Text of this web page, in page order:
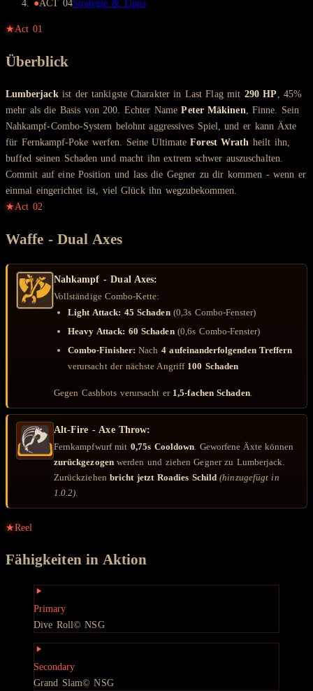
●ACT 04Strategie & Tipps
★Act 01
Überblick
Lumberjackist der tankigste Charakter in Last Flag mit 290 HP , 45%
mehr als die Basis von 200. Echter NamePeter Mäkinen, Finne. Sein
Nahkampf-Combo-System belohnt aggressives Spiel, und er kann Äxte
für Fernkampf-Poke werfen. Seine UltimateForest Wrath heilt ihn,
buffed seinen Schaden und macht ihn extrem schwer auszuschalten.
Commit auf eine Position und lass die Gegner zu dir kommen - wenn er
einmal eingerichtet ist, viel Glück ihn wegzubekommen.
★Act 02
Waffe - Dual Axes
Nahkampf - Dual Axes:
Vollständige Combo-Kette:
Light Attack: 45 Schaden(0,3s Combo-Fenster)
Heavy Attack: 60 Schaden(0,6s Combo-Fenster)
Combo-Finisher: Nach 4 aufeinanderfolgenden Treffern
verursacht der nächste Angriff 100 Schaden
Gegen Cashbots verursacht er 1,5-fachen Schaden.
Alt-Fire - Axe Throw:
Fernkampfwurf mit 0,75s Cooldown . Geworfene Äxte können
zurückgezogenwerden und ziehen Gegner zu Lumberjack.
Zurückziehenbricht jetzt Roadies Schild (hinzugefügt in
1.0.2)
★Reel
Fähigkeiten in Aktion
Primary
Dive Roll© NSG
Secondary
Grand Slam© NSG